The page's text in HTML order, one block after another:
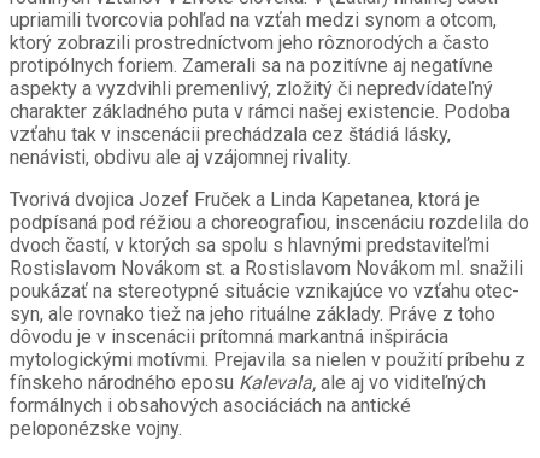
upriamili tvorcovia pohľad na vzťah medzi synom a otcom,
ktorý zobrazili prostredníctvom jeho rôznorodých a často
protipólnych foriem. Zamerali sa na pozitívne aj negatívne
aspekty a vyzdvihli premenlivý, zložitý či nepredvídateľný
charakter základného puta v rámci našej existencie. Podoba
vzťahu tak v inscenácii prechádzala cez štádiá lásky,
nenávisti, obdivu ale aj vzájomnej rivality.
Tvorivá dvojica Jozef Fruček a Linda Kapetanea, ktorá je
podpísaná pod réžiou a choreografiou, inscenáciu rozdelila do
dvoch častí, v ktorých sa spolu s hlavnými predstaviteľmi
Rostislavom Novákom st. a Rostislavom Novákom ml. snažili
poukázať na stereotypné situácie vznikajúce vo vzťahu otec-
syn, ale rovnako tiež na jeho rituálne základy. Práve z toho
dôvodu je v inscenácii prítomná markantná inšpirácia
mytologickými motívmi. Prejavila sa nielen v použití príbehu z
fínskeho národného eposu Kalevala, ale aj vo viditeľných
formálnych i obsahových asociáciách na antické
peloponézske vojny.